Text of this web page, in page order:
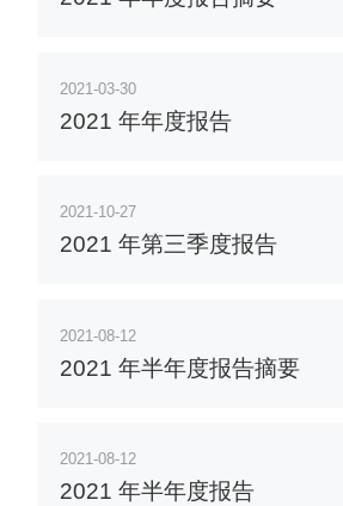
2021-03-30
2021 年年度报告
2021-10-27
2021 年第三季度报告
2021-08-12
2021 年半年度报告摘要
2021-08-12
2021 年半年度报告